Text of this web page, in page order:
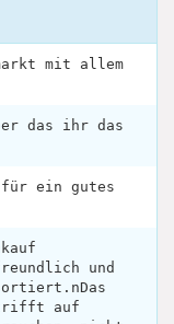
mit allem
das ihr das
für ein gutes
und
trifft auf